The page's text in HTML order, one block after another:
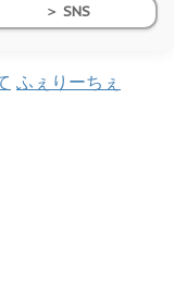
＞ SNS
ふぇりーちぇ